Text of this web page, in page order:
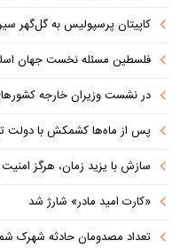
کاپیتان پرسپولیس به گل‌گهر
فلسطین مسئله نخست جهان
در نشست وزیران خارجه
پس از ماه‌ها کشمکش با دولت
سازش با یزید زمان، هرگز
«کارت امید مادر» شارژ شد
تعداد مصدومان حادثه شهرک شمس آباد